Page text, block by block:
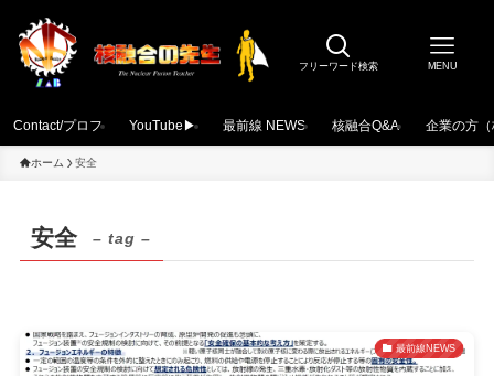
フリーワード検索 MENU
Contact/プロフ YouTube▶ 最前線 NEWS 核融合Q&A 企業の方
ホーム 安全
安全 – tag –
最前線NEWS